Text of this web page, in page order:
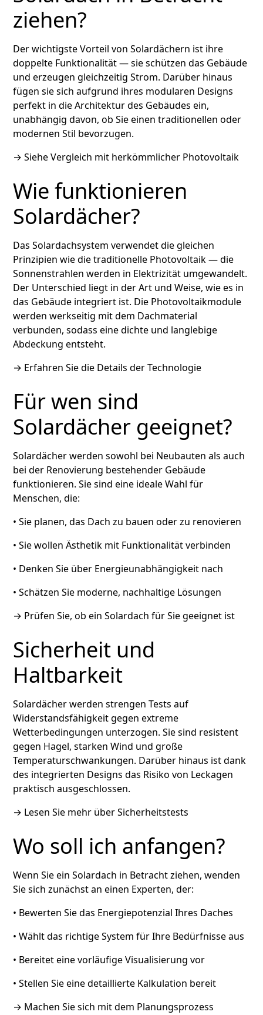
ziehen?
Der wichtigste Vorteil von Solardächern ist ihre
doppelte Funktionalität — sie schützen das Gebäude
und erzeugen gleichzeitig Strom. Darüber hinaus
fügen sie sich aufgrund ihres modularen Designs
perfekt in die Architektur des Gebäudes ein,
unabhängig davon, ob Sie einen traditionellen oder
modernen Stil bevorzugen.
→Siehe Vergleich mit herkömmlicher Photovoltaik
Wie funktionieren
Solardächer?
Das Solardachsystem verwendet die gleichen
Prinzipien wie die traditionelle Photovoltaik — die
Sonnenstrahlen werden in Elektrizität umgewandelt.
Der Unterschied liegt in der Art und Weise, wie es in
das Gebäude integriert ist. Die Photovoltaikmodule
werden werkseitig mit dem Dachmaterial
verbunden, sodass eine dichte und langlebige
Abdeckung entsteht.
→ Erfahren Sie die Details der Technologie
Für wen sind
Solardächer geeignet?
Solardächer werden sowohl bei Neubauten als auch
bei der Renovierung bestehender Gebäude
funktionieren. Sie sind eine ideale Wahl für
Menschen, die:
• Sie planen, das Dach zu bauen oder zu renovieren
• Sie wollen Ästhetik mit Funktionalität verbinden
• Denken Sie über Energieunabhängigkeit nach
• Schätzen Sie moderne, nachhaltige Lösungen
→ Prüfen Sie, ob ein Solardach für Sie geeignet ist
Sicherheit und
Haltbarkeit
Solardächer werden strengen Tests auf
Widerstandsfähigkeit gegen extreme
Wetterbedingungen unterzogen. Sie sind resistent
gegen Hagel, starken Wind und große
Temperaturschwankungen. Darüber hinaus ist dank
des integrierten Designs das Risiko von Leckagen
praktisch ausgeschlossen.
→ Lesen Sie mehr über Sicherheitstests
Wo soll ich anfangen?
Wenn Sie ein Solardach in Betracht ziehen, wenden
Sie sich zunächst an einen Experten, der:
• Bewerten Sie das Energiepotenzial Ihres Daches
• Wählt das richtige System für Ihre Bedürfnisse aus
• Bereitet eine vorläufige Visualisierung vor
• Stellen Sie eine detaillierte Kalkulation bereit
→ Machen Sie sich mit dem Planungsprozess